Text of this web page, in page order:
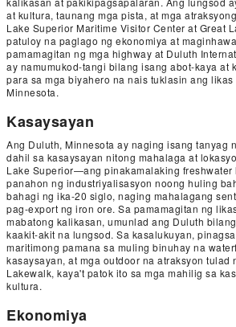
at kultura, taunang mga pista, at mga
Lake Superior Maritime Visitor Center at Great
patuloy na paglago ng ekonomiya at
pamamagitan ng mga highway at Duluth
ay namumukod-tangi bilang isang abot-kaya at
para sa mga biyahero na nais tuklasin ang
Minnesota.
Kasaysayan
Ang Duluth, Minnesota ay naging isang tanyag
dahil sa kasaysayan nitong mahalaga at
Lake Superior—ang pinakamalaking freshwater
panahon ng industriyalisasyon noong huling
bahagi ng ika-20 siglo, naging mahalagang
pag-export ng iron ore. Sa pamamagitan ng
mabatong kalikasan, umunlad ang Duluth
kaakit-akit na lungsod. Sa kasalukuyan,
maritimong pamana sa muling binuhay na
kasaysayan, at mga outdoor na atraksyon tulad
Lakewalk, kaya't patok ito sa mga mahilig sa
kultura.
Ekonomiya